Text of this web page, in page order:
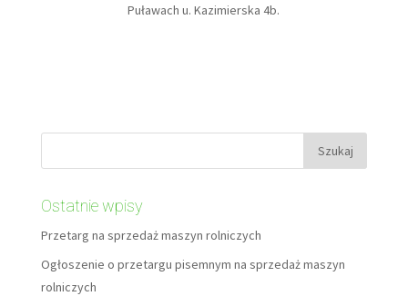
Puławach u. Kazimierska 4b.
Ostatnie wpisy
Przetarg na sprzedaż maszyn rolniczych
Ogłoszenie o przetargu pisemnym na sprzedaż maszyn
rolniczych